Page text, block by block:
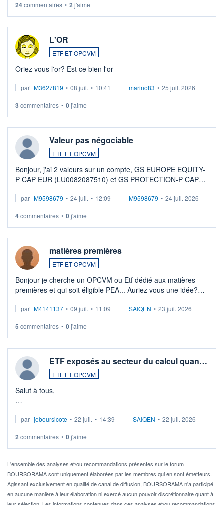
24commentaires • 2 j'aime
L'OR
ETF ET OPCVM
Oriez vous l'or? Est ce bien l'or
par M3627819 • 08 juil. • 10:41 marino83 • 25 juil. 2026
3 commentaires • 0j'aime
Valeur pas négociable
ETF ET OPCVM
Bonjour, j'ai 2 valeurs sur un compte, GS EUROPE EQUITY-
P CAP EUR (LU0082087510) et GS PROTECTION-P CAP
veux procéder à la vente, on me signale ...
par M9598679 • 24 juil. • 12:09 M9598679 • 24 juil. 2026
4commentaires • 0j'aime
matières premières
ETF ET OPCVM
Bonjour je cherche un OPCVM ou Etf dédié aux matières
premières et qui soit éligible PEA... Auriez vous une idée?
par M4141137 • 09 juil. • 11:09 SAIQEN • 23 juil. 2026
5 commentaires • 0j'aime
ETF exposés au secteur du calcul quan…
ETF ET OPCVM
Salut à tous,
via un ETF plutôt que des actions individuelles.
Idéalement, je voudrais qu'il soit éligible au PEA.
Pour l' ...
par jeboursicote • 22 juil. • 14:39 SAIQEN • 22 juil. 2026
2 commentaires • 0j'aime
L'ensemble des analyses et/ou recommandations présentes sur le forum
BOURSORAMA sont uniquement élaborées par les membres qui en sont émetteurs.
Agissant exclusivement en qualité de canal de diffusion, BOURSORAMA n'a participé
en aucune manière à leur élaboration ni exercé aucun pouvoir discrétionnaire quant à